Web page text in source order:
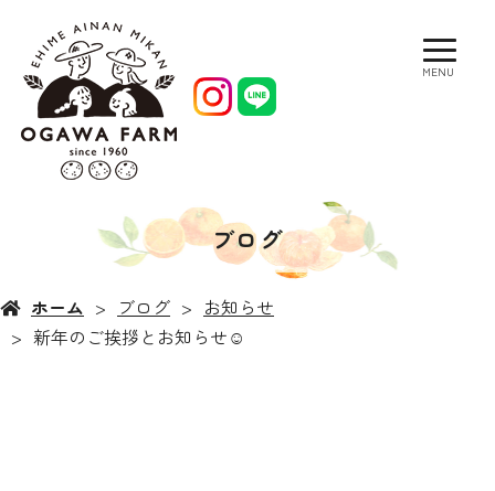
MENU
ブログ
ホーム ブログ
お知らせ
新年のご挨拶とお知らせ☺︎